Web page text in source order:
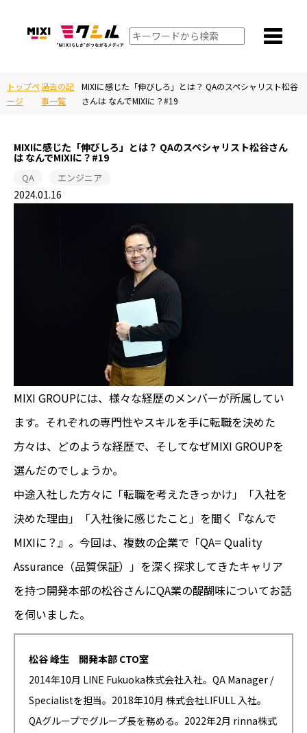
トップペ
ージ
過去の記
事一覧
MIXIに感じた「伸びしろ」とは？ QAのスペシャリスト松谷
さんは なんでMIXIに？#19
MIXIに感じた「伸びしろ」とは？ QAのスペシャリスト松谷さん
は なんでMIXIに？#19
QA エンジニア
2024.01.16
MIXI GROUPには、様々な経歴のメンバーが所属してい
ます。それぞれの専門性やスキルを手に転職を決めた
方々は、どのような経歴で、そしてなぜMIXI GROUPを
選んだのでしょうか。
中途入社した方々に「転職を考えたきっかけ」「入社を
決めた理由」「入社後に感じたこと」を聞く『なんで
MIXIに？』。今回は、複数の企業で「QA= Quality
Assurance（品質保証）」を深く探求してきたキャリア
を持つ開発本部の松谷さんにQA業の醍醐味についてお話
を伺いました。
松谷 峰生 開発本部 CTO室
2014年10月 LINE Fukuoka株式会社入社。QA Manager /
Specialistを担当。2018年10月 株式会社LIFULL 入社。
QAグループでグループ長を務める。2022年2月 rinna株式